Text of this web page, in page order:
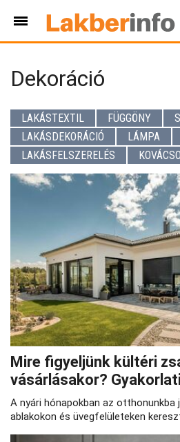
Dekoráció
LAKÁSTEXTIL FÜGGÖNY
LAKÁSDEKORÁCIÓ
LÁMPA
LAKÁSFELSZERELÉS
Mire figyeljünk kültéri
vásárlásakor?
A nyári hónapokban az
ablakokon és üvegfelületeken